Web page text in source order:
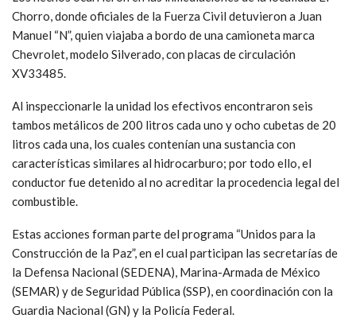
Chorro, donde oficiales de la Fuerza Civil detuvieron a Juan
Manuel “N”, quien viajaba a bordo de una camioneta marca
Chevrolet, modelo Silverado, con placas de circulación
XV33485.
Al inspeccionarle la unidad los efectivos encontraron seis
tambos metálicos de 200 litros cada uno y ocho cubetas de 20
litros cada una, los cuales contenían una sustancia con
características similares al hidrocarburo; por todo ello, el
conductor fue detenido al no acreditar la procedencia legal del
combustible.
Estas acciones forman parte del programa “Unidos para la
Construcción de la Paz”, en el cual participan las secretarías de
la Defensa Nacional (SEDENA), Marina-Armada de México
(SEMAR) y de Seguridad Pública (SSP), en coordinación con la
Guardia Nacional (GN) y la Policía Federal.